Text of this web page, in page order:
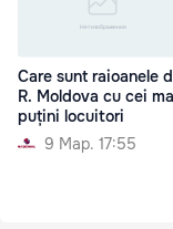
Care sunt raioanele
R. Moldova cu cei
puțini locuitori
9 Мар. 17:55